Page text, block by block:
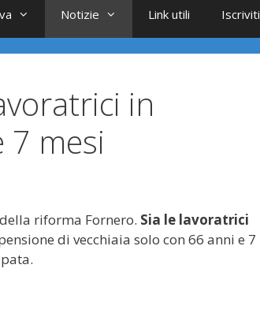
Notizie Link utili Iscriviti
in
7 mesi
riforma Fornero. Sia le lavoratrici
di vecchiaia solo con 66 anni e 7